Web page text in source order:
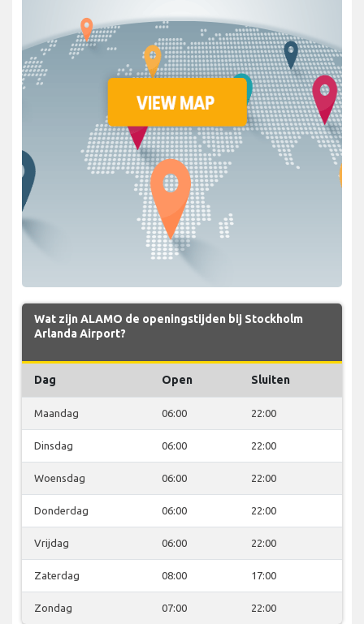
Wat zijn ALAMO de openingstijden bij Stockholm
Arlanda Airport?
Dag Open Sluiten
Maandag 06:00 22:00
Dinsdag 06:00 22:00
Woensdag 06:00 22:00
Donderdag 06:00 22:00
Vrijdag 06:00 22:00
Zaterdag 08:00 17:00
Zondag 07:00 22:00